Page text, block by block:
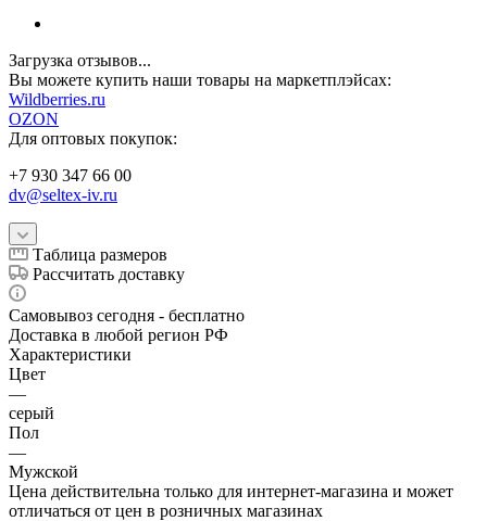
Загрузка отзывов...
Вы можете купить наши товары на маркетплэйсах:
Wildberries.ru
OZON
Для оптовых покупок:
+7 930 347 66 00
dv@seltex-iv.ru
Таблица размеров
Рассчитать доставку
Самовывоз сегодня - бесплатно
Доставка в любой регион РФ
Характеристики
Цвет
—
серый
Пол
—
Мужской
Цена действительна только для интернет-магазина и может
отличаться от цен в розничных магазинах